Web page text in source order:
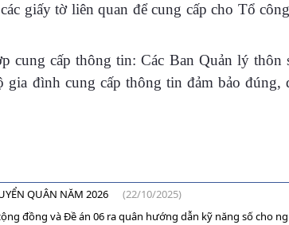
giấy tờ liên quan để cung cấp cho Tổ
cung cấp thông tin: Các Ban Quản lý thôn
gia đình cung cấp thông tin đảm bảo đúng,
QUÂN NĂM 2026
(22/10/2025)
đồng và Đề án 06 ra quân hướng dẫn kỹ năng số cho